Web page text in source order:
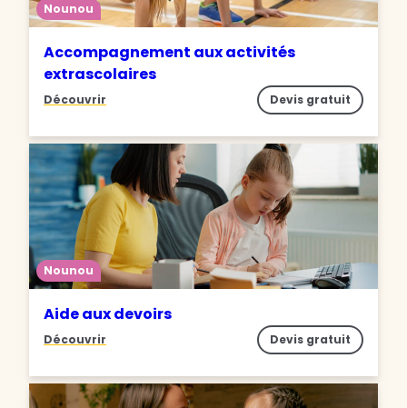
Nounou
Accompagnement aux activités
extrascolaires
Découvrir Devis gratuit
Nounou
Aide aux devoirs
Découvrir Devis gratuit